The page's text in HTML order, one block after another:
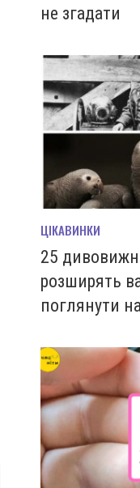
не згадати
ЦІКАВИНКИ
25
розширять
поглянути